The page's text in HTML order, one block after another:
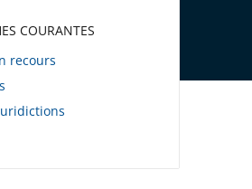
COURANTES
recours